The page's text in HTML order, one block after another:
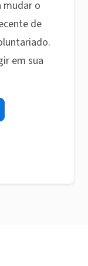
mudar o
de
em sua